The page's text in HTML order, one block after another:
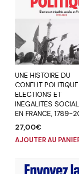
UNE HISTOIRE DU
CONFLIT
ELECTIONS ET
INEGALITES
EN FRANCE, 1789-
27,00€
AJOUTER AU